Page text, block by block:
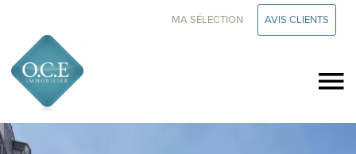
MA SÉLECTION AVIS CLIENTS